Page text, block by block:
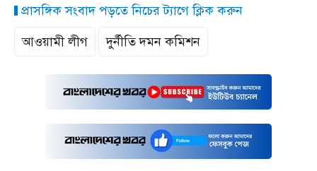
প্রাসঙ্গিক সংবাদ পড়তে নিচের ট্যাগে ক্লিক করুন
আওয়ামী লীগ
দুর্নীতি দমন কমিশন